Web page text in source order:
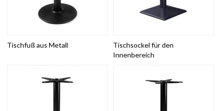
Tischfuß aus Metall
Tischsockel für den
Innenbereich